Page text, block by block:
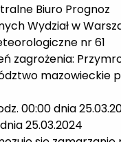
Biuro Prognoz
Wydział w
nr 61
zagrożenia:
mazowieckie
00:00 dnia
25.03.2024